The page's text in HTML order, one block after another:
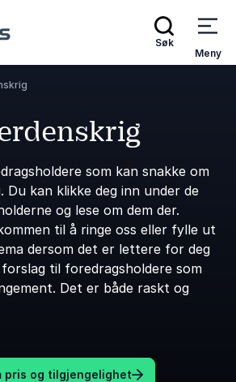
Søk
Meny
som kan snakke om
Du kan klikke deg inn under de
og lese om dem der.
til å ringe oss eller fylle ut
dersom det er lettere for deg
til foredragsholdere som
Det er både raskt og
pris og tilgjengelighet